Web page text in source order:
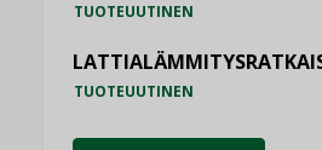
TUOTEUUTINEN
TUOTEUUTINEN